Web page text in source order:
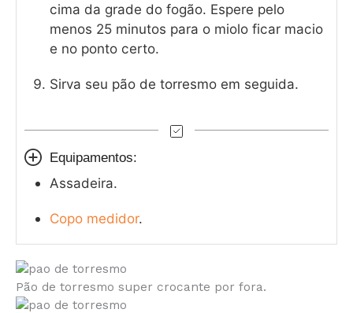
cima da grade do fogão. Espere pelo
menos 25 minutos para o miolo ficar macio
e no ponto certo.
Sirva seu pão de torresmo em seguida.
Equipamentos:
Assadeira.
Copo medidor.
Pão de torresmo super crocante por fora.